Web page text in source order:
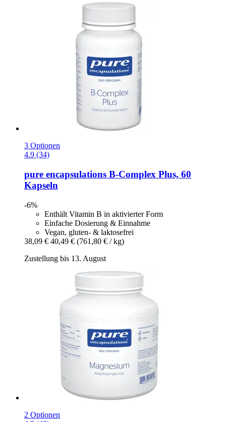
3 Optionen
4.9 (34)
pure encapsulations B-​Complex Plus, 60
Kapseln
-6%
Enthält Vitamin B in aktivierter Form
Einfache Dosierung & Einnahme
Vegan, gluten- & laktosefrei
38,09 € 40,49 € (761,80 € / kg)
Zustellung bis 13. August
2 Optionen